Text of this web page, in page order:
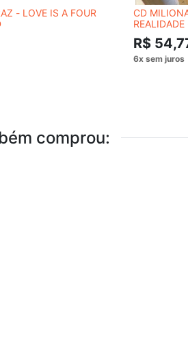
- LOVE IS A FOUR
CD
R$
comprou: